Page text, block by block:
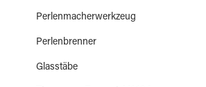
Perlenmacherwerkzeug
Perlenbrenner
Glasstäbe